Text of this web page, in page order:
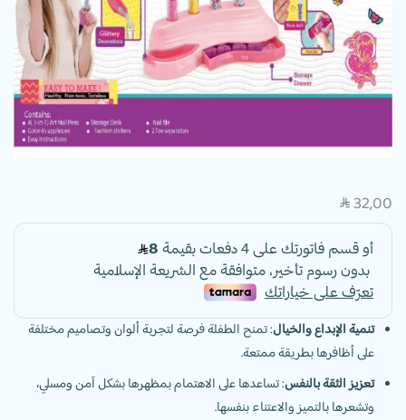
SAR 32,00
تنمية الإبداع والخيال: تمنح الطفلة فرصة لتجربة ألوان وتصاميم مختلفة
على أظافرها بطريقة ممتعة.
تعزيز الثقة بالنفس: تساعدها على الاهتمام بمظهرها بشكل آمن ومسلي،
وتشعرها بالتميز والاعتناء بنفسها.